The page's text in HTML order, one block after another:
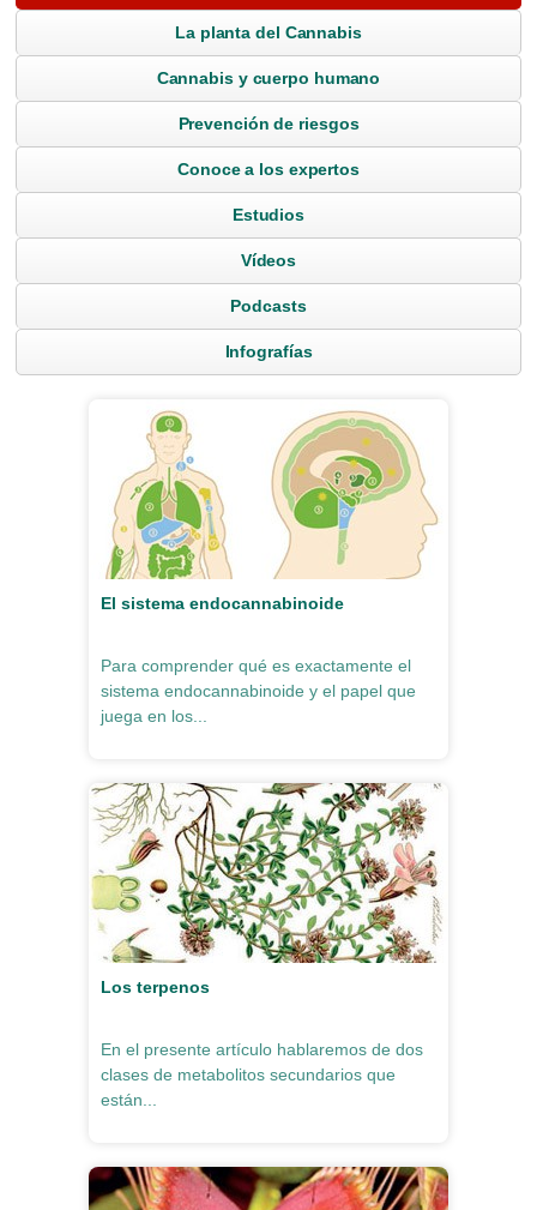
La planta del Cannabis
Cannabis y cuerpo humano
Prevención de riesgos
Conoce a los expertos
Estudios
Vídeos
Podcasts
Infografías
El sistema endocannabinoide
Para comprender qué es exactamente el
sistema endocannabinoide y el papel que
juega en los...
Los terpenos
En el presente artículo hablaremos de dos
clases de metabolitos secundarios que
están...